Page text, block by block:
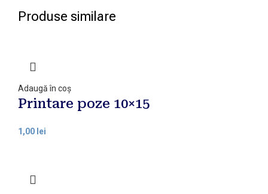
Produse similare
Adaugă în coș
Printare poze 10×15
1,00 lei